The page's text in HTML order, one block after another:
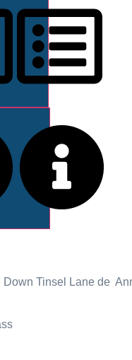
Down Tinsel Lane de